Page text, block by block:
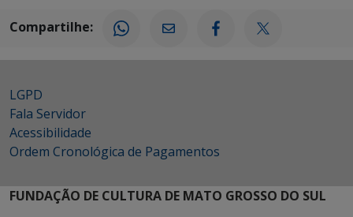
Compartilhe:
LGPD
Fala Servidor
Acessibilidade
Ordem Cronológica de Pagamentos
FUNDAÇÃO DE CULTURA DE MATO GROSSO DO SUL